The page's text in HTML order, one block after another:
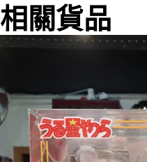
相關貨品